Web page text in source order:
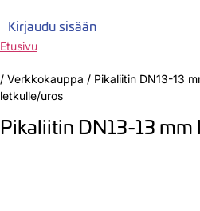
Kirjaudu sisään
Etusivu
/ Verkkokauppa / Pikaliitin DN13-13
letkulle/uros
Pikaliitin DN13-13